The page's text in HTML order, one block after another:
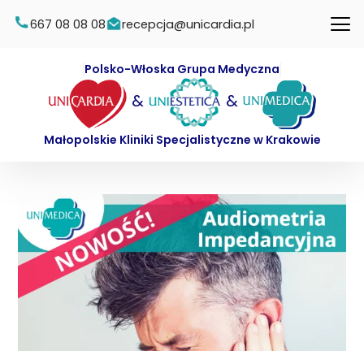
667 08 08 08 recepcja@unicardia.pl
Polsko-Włoska Grupa Medyczna
& &
Małopolskie Kliniki Specjalistyczne w Krakowie